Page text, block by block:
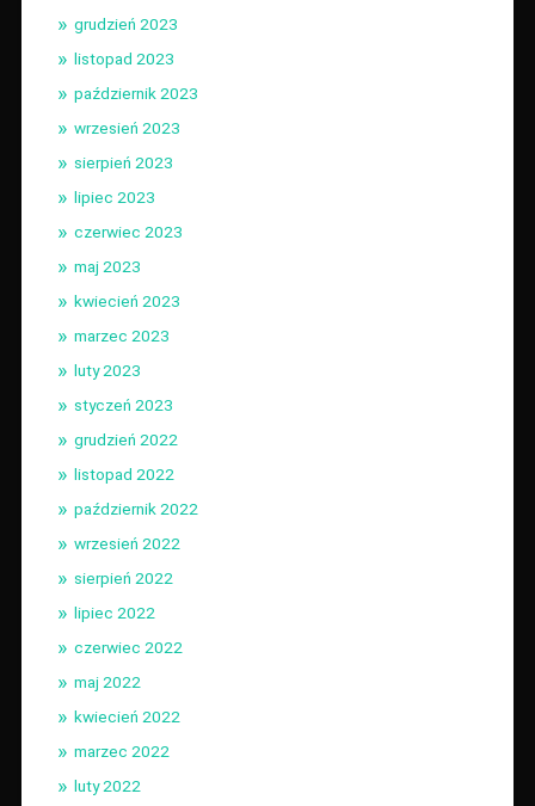
grudzień 2023
listopad 2023
październik 2023
wrzesień 2023
sierpień 2023
lipiec 2023
czerwiec 2023
maj 2023
kwiecień 2023
marzec 2023
luty 2023
styczeń 2023
grudzień 2022
listopad 2022
październik 2022
wrzesień 2022
sierpień 2022
lipiec 2022
czerwiec 2022
maj 2022
kwiecień 2022
marzec 2022
luty 2022